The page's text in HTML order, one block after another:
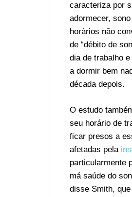
caracteriza por
adormecer,
horários não
de “débito de
dia de trabalho
a dormir bem
década depois.
O estudo
seu horário de
ficar presos a
afetadas pela
particularmente
má saúde do
disse Smith,